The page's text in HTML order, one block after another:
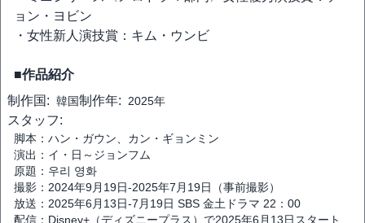
ョン・ヨビン
・女性新人演技賞：キム・ウンビ
■作品紹介
制作国: 韓国制作年: 2025年
スタッフ:
脚本：ハン・ガウン、カン・ギョンミン
演出：イ・日～ジョンフム
原題：우리 영화
撮影：2024年9月19日-2025年7月19日（事前撮影）
放送：2025年6月13日-7月19日 SBS 金土ドラマ 22：00
配信：Disney+（ディズニープラス）で2025年6月13日スタート